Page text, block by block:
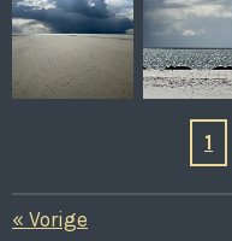
1
« Vorige